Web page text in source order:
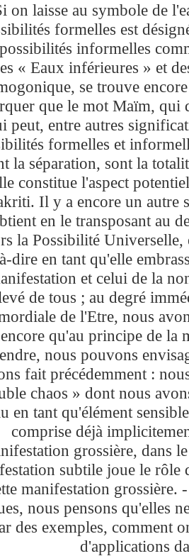
on laisse au symbole de
formelles est
informelles
« Eaux inférieures » et
se trouve
que le mot Maïm, qui
peut, entre autres
formelles et
la séparation, sont la
constitue l'aspect
Il y a encore un autre
en le transposant au
la Possibilité Universelle,
dire en tant qu'elle
et celui de la
de tous ; au degré
de l'Etre, nous
encore qu'au principe de la
nous pouvons
fait précédemment :
chaos » dont nous
en tant qu'élément
comprise déjà
grossière, dans
subtile joue le
manifestation grossière.
nous pensons qu'elles
des exemples, comment
d'applications